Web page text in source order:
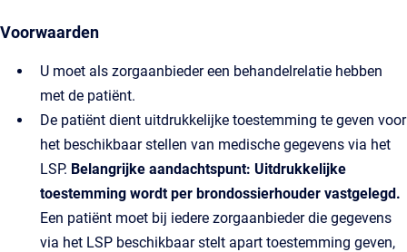
Voorwaarden
U moet als zorgaanbieder een behandelrelatie hebben
met de patiënt.
De patiënt dient uitdrukkelijke toestemming te geven voor
het beschikbaar stellen van medische gegevens via het
LSP. Belangrijke aandachtspunt: Uitdrukkelijke
toestemming wordt per brondossierhouder vastgelegd.
Een patiënt moet bij iedere zorgaanbieder die gegevens
via het LSP beschikbaar stelt apart toestemming geven,